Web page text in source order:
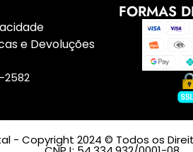
e Devoluções
2582
FORMAS
- Copyright 2024 © Todos os